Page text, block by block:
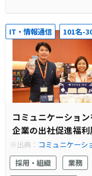
IT・情報通信 101名-
コミュニケーショ
企業の出社促進福利
※出典： コミュニケーシ
の出社促進福利厚生｜
採用・組織 業務